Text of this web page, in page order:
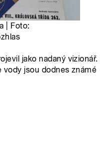
| Foto:
jako nadaný vizionář.
vody jsou dodnes známé